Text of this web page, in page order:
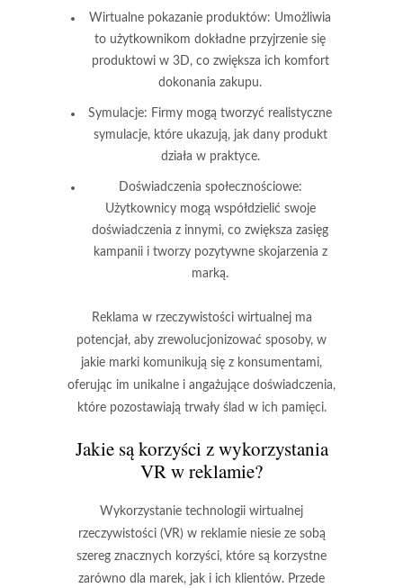
Wirtualne pokazanie produktów: Umożliwia
to użytkownikom dokładne przyjrzenie się
produktowi w 3D, co zwiększa ich komfort
dokonania zakupu.
Symulacje: Firmy mogą tworzyć realistyczne
symulacje, które ukazują, jak dany produkt
działa w praktyce.
Doświadczenia społecznościowe:
Użytkownicy mogą współdzielić swoje
doświadczenia z innymi, co zwiększa zasięg
kampanii i tworzy pozytywne skojarzenia z
marką.
Reklama w rzeczywistości wirtualnej ma
potencjał, aby zrewolucjonizować sposoby, w
jakie marki komunikują się z konsumentami,
oferując im unikalne i angażujące doświadczenia,
które pozostawiają trwały ślad w ich pamięci.
Jakie są korzyści z wykorzystania
VR w reklamie?
Wykorzystanie technologii wirtualnej
rzeczywistości (VR) w reklamie niesie ze sobą
szereg znacznych korzyści, które są korzystne
zarówno dla marek, jak i ich klientów. Przede